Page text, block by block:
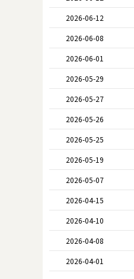
2026-06-12
2026-06-08
2026-06-01
2026-05-29
2026-05-27
2026-05-26
2026-05-25
2026-05-19
2026-05-07
2026-04-15
2026-04-10
2026-04-08
2026-04-01